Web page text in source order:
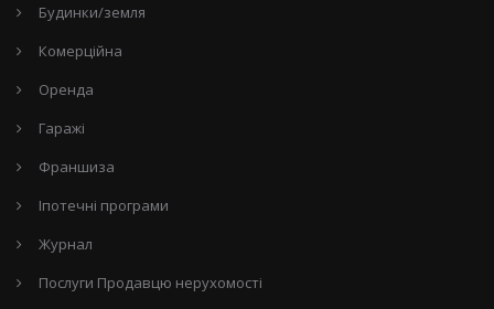
Будинки/земля
Комерційна
Оренда
Гаражі
Франшиза
Іпотечні програми
Журнал
Послуги Продавцю нерухомості